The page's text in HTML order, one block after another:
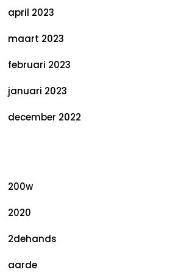
april 2023
maart 2023
februari 2023
januari 2023
december 2022
200w
2020
2dehands
aarde